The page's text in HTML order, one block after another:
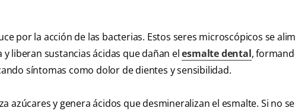
por la acción de las bacterias. Estos seres microscópicos se
liberan sustancias ácidas que dañan elesmalte dental,
síntomas como dolor de dientes y sensibilidad.
azúcares y genera ácidos que desmineralizan el esmalte. Si no se